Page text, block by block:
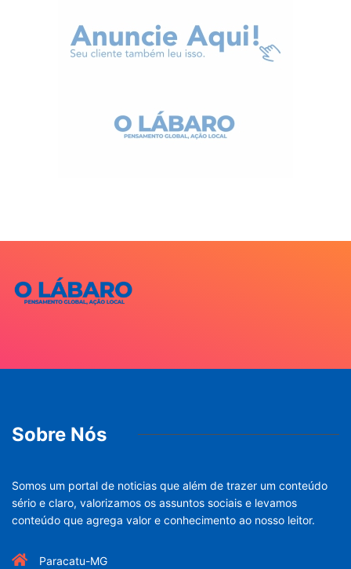
Sobre Nós
Somos um portal de noticias que além de trazer um conteúdo
sério e claro, valorizamos os assuntos sociais e levamos
conteúdo que agrega valor e conhecimento ao nosso leitor.
Paracatu-MG